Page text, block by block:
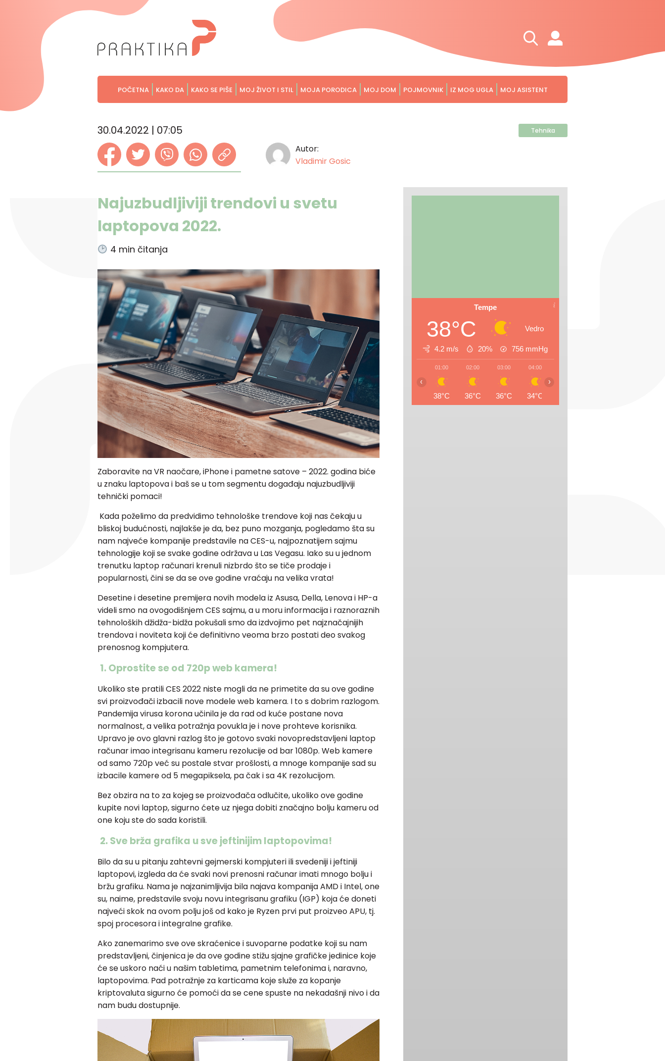
POČETNA KAKO DA KAKO SE PIŠE MOJ ŽIVOT I STIL MOJA PORODICA MOJ DOM POJMOVNIK IZ MOG UGLA MOJ ASISTENT
30.04.2022 | 07:05 Tehnika
Autor:
Vladimir Gosic
Najuzbudljiviji trendovi u svetu
laptopova 2022.
4 min čitanja
Zaboravite na VR naočare, iPhone i pametne satove – 2022. godina biće
u znaku laptopova i baš se u tom segmentu događaju najuzbudljiviji
tehnički pomaci!
Kada poželimo da predvidimo tehnološke trendove koji nas čekaju u
bliskoj budućnosti, najlakše je da, bez puno mozganja, pogledamo šta su
nam najveće kompanije predstavile na CES-u, najpoznatijem sajmu
tehnologije koji se svake godine održava u Las Vegasu. Iako su u jednom
trenutku laptop računari krenuli nizbrdo što se tiče prodaje i
popularnosti, čini se da se ove godine vraćaju na velika vrata!
Desetine i desetine premijera novih modela iz Asusa, Della, Lenova i HP-a
videli smo na ovogodišnjem CES sajmu, a u moru informacija i raznoraznih
tehnoloških džidža-bidža pokušali smo da izdvojimo pet najznačajnijih
trendova i noviteta koji će definitivno veoma brzo postati deo svakog
prenosnog kompjutera.
1. Oprostite se od 720p web kamera!
Ukoliko ste pratili CES 2022 niste mogli da ne primetite da su ove godine
svi proizvođači izbacili nove modele web kamera. I to s dobrim razlogom.
Pandemija virusa korona učinila je da rad od kuće postane nova
normalnost, a velika potražnja povukla je i nove prohteve korisnika.
Upravo je ovo glavni razlog što je gotovo svaki novopredstavljeni laptop
računar imao integrisanu kameru rezolucije od bar 1080p. Web kamere
od samo 720p već su postale stvar prošlosti, a mnoge kompanije sad su
izbacile kamere od 5 megapiksela, pa čak i sa 4K rezolucijom.
Bez obzira na to za kojeg se proizvođača odlučite, ukoliko ove godine
kupite novi laptop, sigurno ćete uz njega dobiti značajno bolju kameru od
one koju ste do sada koristili.
2. Sve brža grafika u sve jeftinijim laptopovima!
Bilo da su u pitanju zahtevni gejmerski kompjuteri ili svedeniji i jeftiniji
laptopovi, izgleda da će svaki novi prenosni računar imati mnogo bolju i
bržu grafiku. Nama je najzanimljivija bila najava kompanija AMD i Intel, one
su, naime, predstavile svoju novu integrisanu grafiku (IGP) koja će doneti
najveći skok na ovom polju još od kako je Ryzen prvi put proizveo APU, tj.
spoj procesora i integralne grafike.
Ako zanemarimo sve ove skraćenice i suvoparne podatke koji su nam
predstavljeni, činjenica je da ove godine stižu sjajne grafičke jedinice koje
će se uskoro naći u našim tabletima, pametnim telefonima i, naravno,
laptopovima. Pad potražnje za karticama koje služe za kopanje
kriptovaluta sigurno će pomoći da se cene spuste na nekadašnji nivo i da
nam budu dostupnije.
Tempe
38°C Vedro
4.2 m/s 20% 756 mmHg
01:00
38°C
02:00
36°C
03:00
36°C
04:00
34°C
‹ ›